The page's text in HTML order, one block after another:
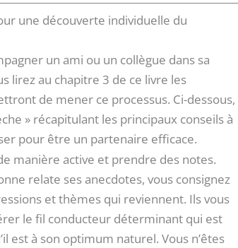
une découverte individuelle du
un ami ou un collègue dans sa
lirez au chapitre 3 de ce livre les
de mener ce processus. Ci-dessous,
» récapitulant les principaux conseils à
pour être un partenaire efficace.
manière active et prendre des notes.
relate ses anecdotes, vous consignez
et thèmes qui reviennent. Ils vous
le fil conducteur déterminant qui est
est à son optimum naturel. Vous n’êtes